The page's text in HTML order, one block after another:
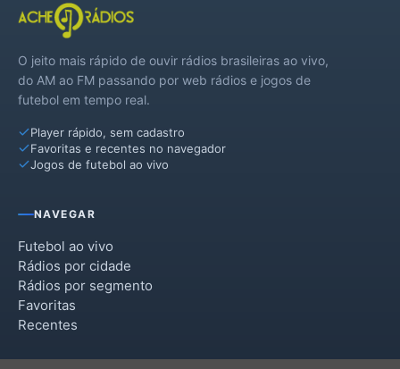
O jeito mais rápido de ouvir rádios brasileiras ao vivo,
do AM ao FM passando por web rádios e jogos de
futebol em tempo real.
Player rápido, sem cadastro
Favoritas e recentes no navegador
Jogos de futebol ao vivo
NAVEGAR
Futebol ao vivo
Rádios por cidade
Rádios por segmento
Favoritas
Recentes